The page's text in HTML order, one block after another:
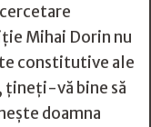
Mihai Dorin nu
constitutive ale
ţineţi-vă bine să
doamna